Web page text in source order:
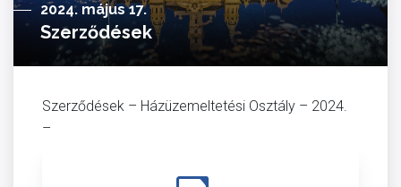
2024. május 17.
Szerződések
Szerződések – Házüzemeltetési Osztály – 2024.
–